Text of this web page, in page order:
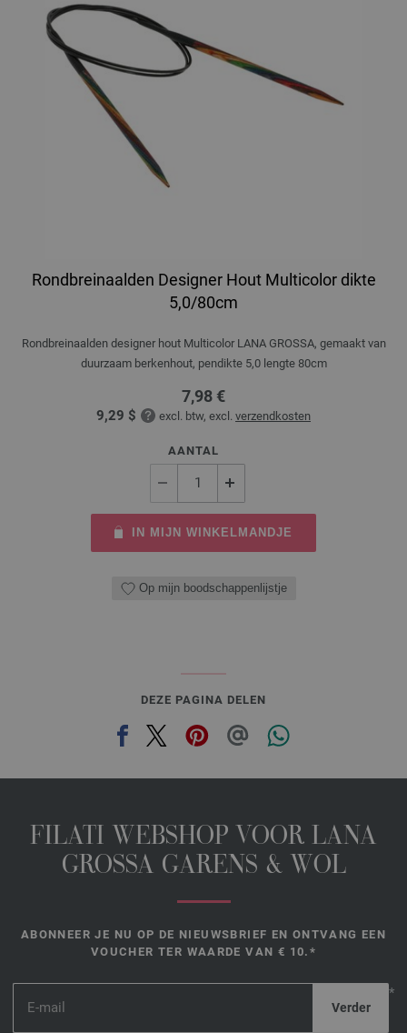
Rondbreinaalden Designer Hout Multicolor dikte
5,0/80cm
Rondbreinaalden designer hout Multicolor LANA GROSSA, gemaakt van
duurzaam berkenhout, pendikte 5,0 lengte 80cm
7,98 €
9,29 $ excl. btw, excl. verzendkosten
AANTAL
IN MIJN WINKELMANDJE
Op mijn boodschappenlijstje
DEZE PAGINA DELEN
FILATI WEBSHOP VOOR LANA
GROSSA GARENS & WOL
ABONNEER JE NU OP DE NIEUWSBRIEF EN ONTVANG EEN
VOUCHER TER WAARDE VAN € 10.*
*